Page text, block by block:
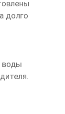
долго
воды